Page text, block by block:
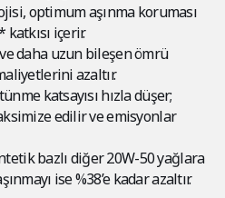
optimum aşınma koruması
içerir.
daha uzun bileşen ömrü
azaltır.
katsayısı hızla düşer;
edilir ve emisyonlar
bazlı diğer 20W-50 yağlara
ise %38’e kadar azaltır.